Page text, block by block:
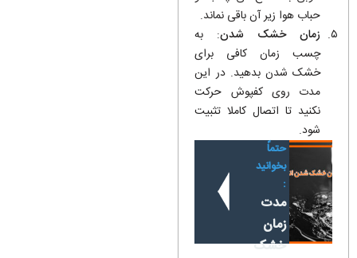
حباب هوا زیر آن باقی نماند.
زمان خشک شدن: به
چسب زمان کافی برای
خشک شدن بدهید. در این
مدت روی کفپوش حرکت
نکنید تا اتصال کاملا تثبیت
شود.
حتماً
بخوانید
:
مدت
زمان
خشک